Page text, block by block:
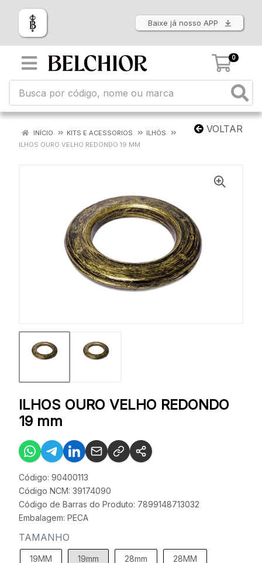
Baixe já nosso APP
0
VOLTAR
INÍCIO KITS E ACESSORIOS
ILHÓS
ILHOS OURO VELHO REDONDO 19 MM
ILHOS OURO VELHO REDONDO
19 mm
Código: 90400113
Código NCM: 39174090
Código de Barras do Produto: 7899148713032
Embalagem: PECA
TAMANHO
19MM 19mm 28mm 28MM